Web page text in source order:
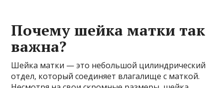
Почему шейка матки так
важна?
Шейка матки — это небольшой цилиндрический
отдел, который соединяет влагалище с маткой.